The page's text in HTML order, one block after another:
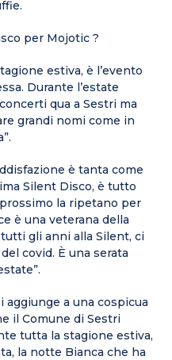
per Mojotic ?
estiva, è l’evento
Durante l’estate
qua a Sestri ma
grandi nomi come in
è tanta come
Silent Disco, è tutto
la ripetano per
è una veterana della
tutti gli anni alla Silent, ci
covid. È una serata
aggiunge a una cospicua
il Comune di Sestri
tutta la stagione estiva,
la notte Bianca che ha